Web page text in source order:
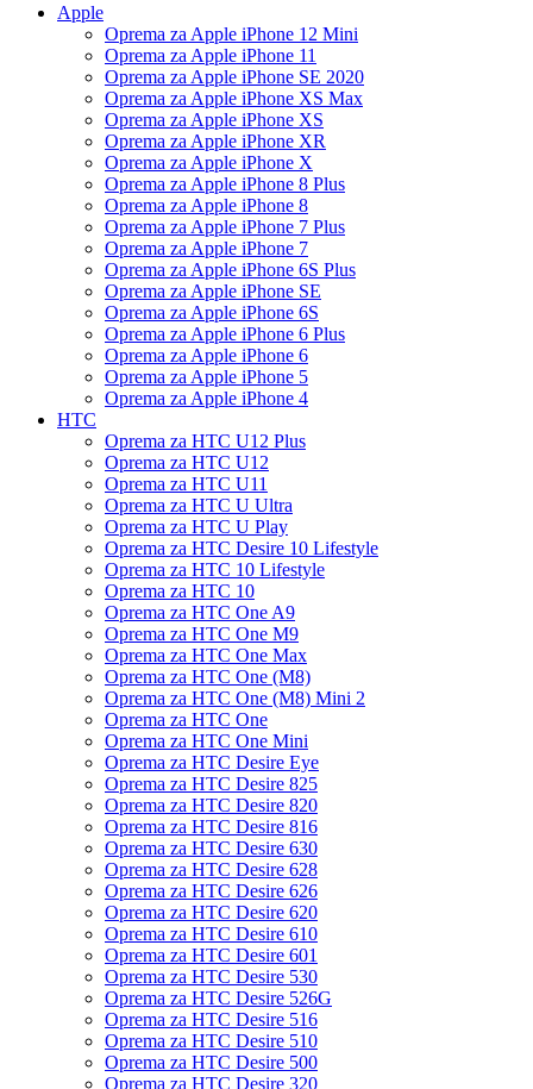
Apple
Oprema za Apple iPhone 12 Mini
Oprema za Apple iPhone 11
Oprema za Apple iPhone SE 2020
Oprema za Apple iPhone XS Max
Oprema za Apple iPhone XS
Oprema za Apple iPhone XR
Oprema za Apple iPhone X
Oprema za Apple iPhone 8 Plus
Oprema za Apple iPhone 8
Oprema za Apple iPhone 7 Plus
Oprema za Apple iPhone 7
Oprema za Apple iPhone 6S Plus
Oprema za Apple iPhone SE
Oprema za Apple iPhone 6S
Oprema za Apple iPhone 6 Plus
Oprema za Apple iPhone 6
Oprema za Apple iPhone 5
Oprema za Apple iPhone 4
HTC
Oprema za HTC U12 Plus
Oprema za HTC U12
Oprema za HTC U11
Oprema za HTC U Ultra
Oprema za HTC U Play
Oprema za HTC Desire 10 Lifestyle
Oprema za HTC 10 Lifestyle
Oprema za HTC 10
Oprema za HTC One A9
Oprema za HTC One M9
Oprema za HTC One Max
Oprema za HTC One (M8)
Oprema za HTC One (M8) Mini 2
Oprema za HTC One
Oprema za HTC One Mini
Oprema za HTC Desire Eye
Oprema za HTC Desire 825
Oprema za HTC Desire 820
Oprema za HTC Desire 816
Oprema za HTC Desire 630
Oprema za HTC Desire 628
Oprema za HTC Desire 626
Oprema za HTC Desire 620
Oprema za HTC Desire 610
Oprema za HTC Desire 601
Oprema za HTC Desire 530
Oprema za HTC Desire 526G
Oprema za HTC Desire 516
Oprema za HTC Desire 510
Oprema za HTC Desire 500
Oprema za HTC Desire 320